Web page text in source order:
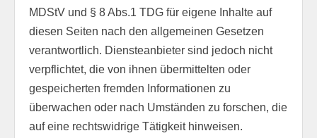
MDStV und § 8 Abs.1 TDG für eigene Inhalte auf
diesen Seiten nach den allgemeinen Gesetzen
verantwortlich. Diensteanbieter sind jedoch nicht
verpflichtet, die von ihnen übermittelten oder
gespeicherten fremden Informationen zu
überwachen oder nach Umständen zu forschen, die
auf eine rechtswidrige Tätigkeit hinweisen.